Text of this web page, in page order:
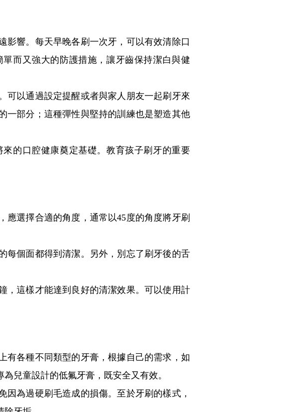
響。每天早晚各刷一次牙，可以有效清除口
而又強大的防護措施，讓牙齒保持潔白與健
以通過設定提醒或者與家人朋友一起刷牙來
一部分；這種彈性與堅持的訓練也是塑造其他
的口腔健康奠定基礎。教育孩子刷牙的重要
選擇合適的角度，通常以45度的角度將牙刷
個面都得到清潔。另外，別忘了刷牙後的舌
這樣才能達到良好的清潔效果。可以使用計
各種不同類型的牙膏，根據自己的需求，如
兒童設計的低氟牙膏，既安全又有效。
為過硬刷毛造成的損傷。至於牙刷的樣式，